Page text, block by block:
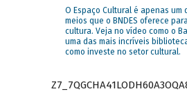
O Espaço Cultural é apenas um
meios que o BNDES oferece
cultura. Veja no vídeo como o
uma das mais incríveis
como investe no setor cultural.